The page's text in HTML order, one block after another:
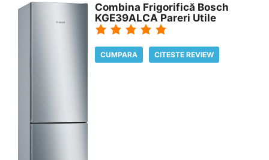
Combina Frigorifică Bosch
KGE39ALCA Pareri Utile
CUMPARA CITESTE REVIEW